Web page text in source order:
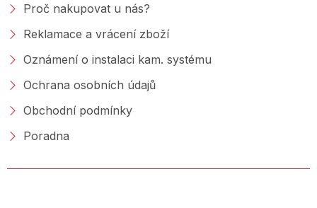
Proč nakupovat u nás?
Reklamace a vrácení zboží
Oznámení o instalaci kam. systému
Ochrana osobních údajů
Obchodní podmínky
Poradna